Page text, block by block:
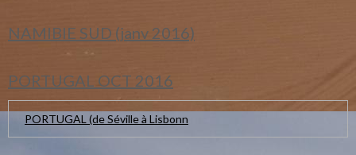
NAMIBIE SUD (janv 2016)
PORTUGAL OCT 2016
PORTUGAL (de Séville à Lisbonn